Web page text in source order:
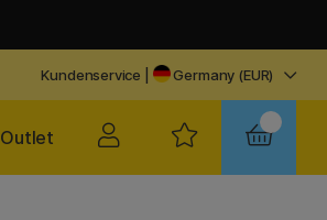
Kundenservice Germany (EUR)
Outlet